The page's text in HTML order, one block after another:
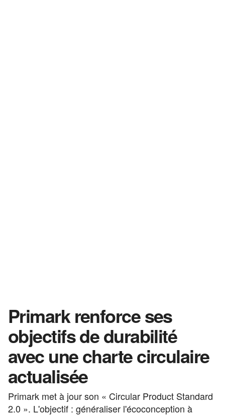
Primark renforce ses
objectifs de durabilité
avec une charte circulaire
actualisée
Primark met à jour son « Circular Product Standard
2.0 ». L'objectif : généraliser l'écoconception à